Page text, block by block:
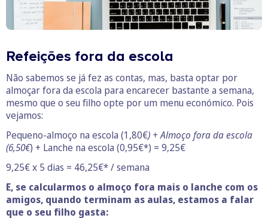
Refeições fora da escola
Não sabemos se já fez as contas, mas, basta optar por
almoçar fora da escola para encarecer bastante a semana,
mesmo que o seu filho opte por um menu económico. Pois
vejamos:
Pequeno-almoço na escola (1,80€) + Almoço fora da escola
(6,50€) + Lanche na escola (0,95€*) = 9,25€
9,25€ x 5 dias = 46,25€* / semana
E, se calcularmos o almoço fora mais o lanche com os
amigos, quando terminam as aulas, estamos a falar
que o seu filho gasta: